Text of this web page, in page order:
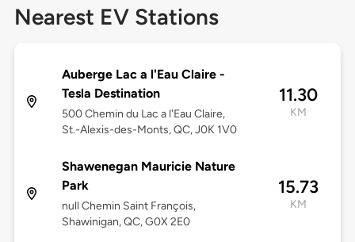
Nearest EV Stations
Auberge Lac a l'Eau Claire -
Tesla Destination
500 Chemin du Lac a l'Eau Claire,
St.-Alexis-des-Monts, QC, J0K 1V0
11.30
KM
Shawenegan Mauricie Nature
Park
null Chemin Saint François,
Shawinigan, QC, G0X 2E0
15.73
KM